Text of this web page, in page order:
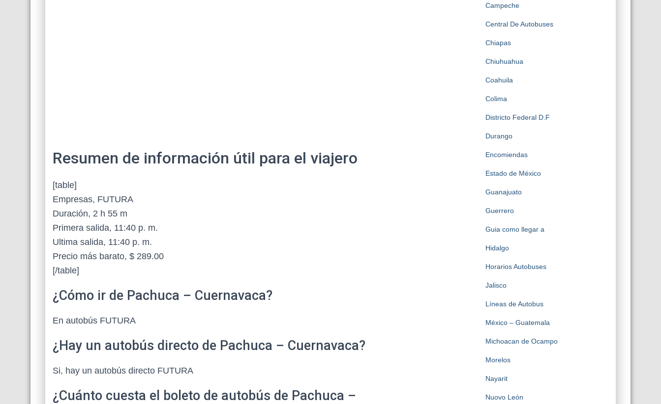
Resumen de información útil para el viajero
[table]
Empresas, FUTURA
Duración, 2 h 55 m
Primera salida, 11:40 p. m.
Ultima salida, 11:40 p. m.
Precio más barato, $ 289.00
[/table]
¿Cómo ir de Pachuca – Cuernavaca?
En autobús FUTURA
¿Hay un autobús directo de Pachuca – Cuernavaca?
Si, hay un autobús directo FUTURA
¿Cuánto cuesta el boleto de autobús de Pachuca –
Campeche
Central De Autobuses
Chiapas
Chiuhuahua
Coahuila
Colima
Districto Federal D.F
Durango
Encomiendas
Estado de México
Guanajuato
Guerrero
Guia como llegar a
Hidalgo
Horarios Autobuses
Jalisco
Líneas de Autobus
México – Guatemala
Michoacan de Ocampo
Morelos
Nayarit
Nuovo León